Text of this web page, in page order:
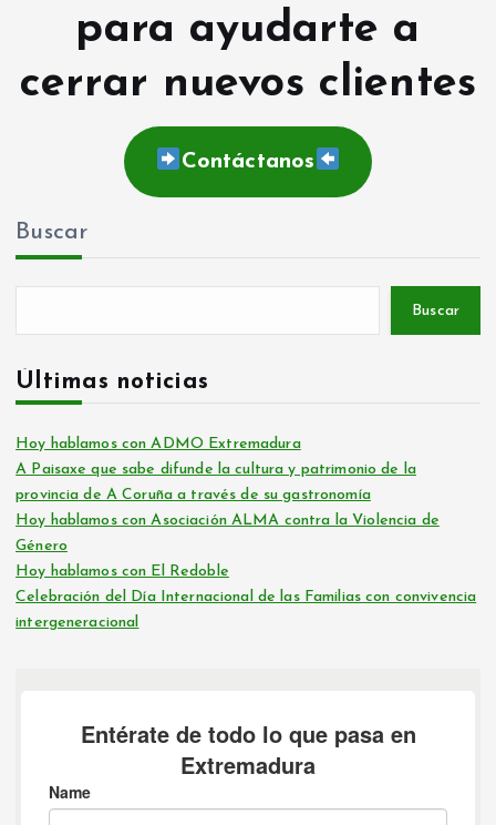
para ayudarte a
cerrar nuevos clientes
Contáctanos
Buscar
Buscar
Últimas noticias
Hoy hablamos con ADMO Extremadura
A Paisaxe que sabe difunde la cultura y patrimonio de la
provincia de A Coruña a través de su gastronomía
Hoy hablamos con Asociación ALMA contra la Violencia de
Género
Hoy hablamos con El Redoble
Celebración del Día Internacional de las Familias con convivencia
intergeneracional